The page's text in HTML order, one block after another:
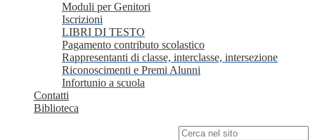
Moduli per Genitori
Iscrizioni
LIBRI DI TESTO
Pagamento contributo scolastico
Rappresentanti di classe, interclasse, intersezione
Riconoscimenti e Premi Alunni
Infortunio a scuola
Contatti
Biblioteca